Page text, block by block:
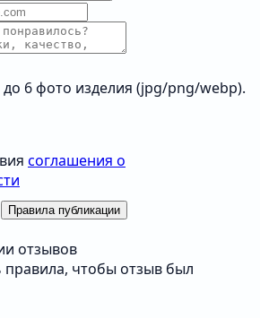
6 фото изделия (jpg/png/webp).
соглашения о
Правила публикации
отзывов
чтобы отзыв был